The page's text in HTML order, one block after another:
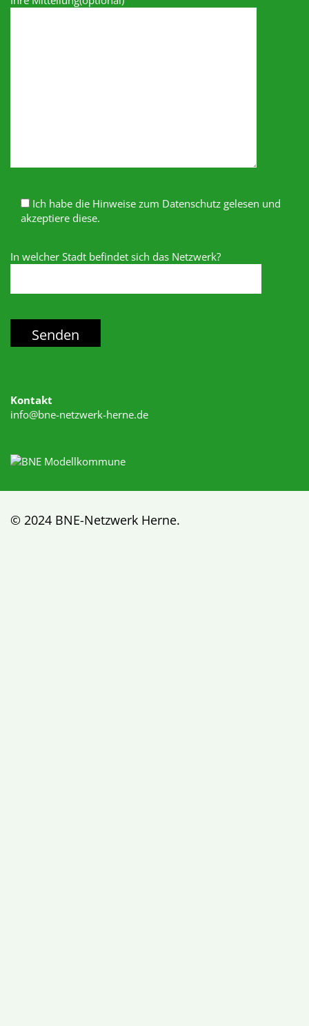
Ich habe die Hinweise zum Datenschutz gelesen und
akzeptiere diese.
In welcher Stadt befindet sich das Netzwerk?
Kontakt
info@bne-netzwerk-herne.de
© 2024 BNE-Netzwerk Herne